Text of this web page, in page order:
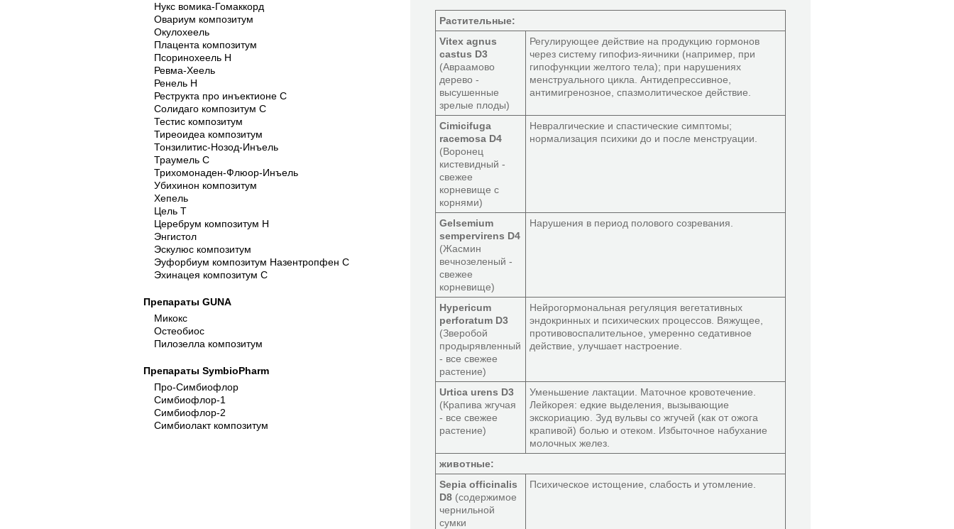
Нукс вомика-Гомаккорд
Овариум композитум
Окулохеель
Плацента композитум
Псоринохеель Н
Ревма-Хеель
Ренель Н
Реструкта про инъектионе С
Солидаго композитум С
Тестис композитум
Тиреоидеа композитум
Тонзилитис-Нозод-Инъель
Траумель С
Трихомонаден-Флюор-Инъель
Убихинон композитум
Хепель
Цель Т
Церебрум композитум Н
Энгистол
Эскулюс композитум
Эуфорбиум композитум Назентропфен C
Эхинацея композитум С
Препараты GUNA
Микокс
Остеобиос
Пилозелла композитум
Препараты SymbioPharm
Про-Симбиофлор
Симбиофлор-1
Симбиофлор-2
Симбиолакт композитум
Растительные:
Vitex agnus
castus D3
(Авраамово
дерево -
высушенные
зрелые плоды)
Регулирующее действие на продукцию гормонов
через систему гипофиз-яичники (например, при
гипофункции желтого тела); при нарушениях
менструального цикла. Антидепрессивное,
антимигренозное, спазмолитическое действие.
Cimicifuga
racemosa D4
(Воронец
кистевидный -
свежее
корневище с
корнями)
Невралгические и спастические симптомы;
нормализация психики до и после менструации.
Gelsemium
sempervirens D4
(Жасмин
вечнозеленый -
свежее
корневище)
Нарушения в период полового созревания.
Hypericum
perforatum D3
(Зверобой
продырявленный
- все свежее
растение)
Нейрогормональная регуляция вегетативных
эндокринных и психических процессов. Вяжущее,
противовоспалительное, умеренно седативное
действие, улучшает настроение.
Urtica urens D3
(Крапива жгучая
- все свежее
растение)
Уменьшение лактации. Маточное кровотечение.
Лейкорея: едкие выделения, вызывающие
экскориацию. Зуд вульвы со жгучей (как от ожога
крапивой) болью и отеком. Избыточное набухание
молочных желез.
животные:
Sepia officinalis
D8 (содержимое
чернильной
сумки
Психическое истощение, слабость и утомление.